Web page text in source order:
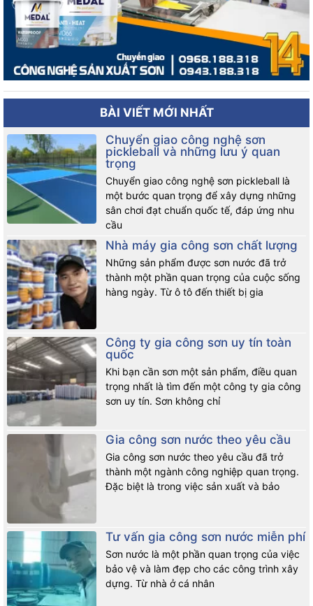
BÀI VIẾT MỚI NHẤT
Chuyển giao công nghệ sơn
pickleball và những lưu ý quan
trọng
Chuyển giao công nghệ sơn pickleball là
một bước quan trọng để xây dựng những
sân chơi đạt chuẩn quốc tế, đáp ứng nhu
cầu
Nhà máy gia công sơn chất lượng
Những sản phẩm được sơn nước đã trở
thành một phần quan trọng của cuộc sống
hàng ngày. Từ ô tô đến thiết bị gia
Công ty gia công sơn uy tín toàn
quốc
Khi bạn cần sơn một sản phẩm, điều quan
trọng nhất là tìm đến một công ty gia công
sơn uy tín. Sơn không chỉ
Gia công sơn nước theo yêu cầu
Gia công sơn nước theo yêu cầu đã trở
thành một ngành công nghiệp quan trọng.
Đặc biệt là trong việc sản xuất và bảo
Tư vấn gia công sơn nước miễn phí
Sơn nước là một phần quan trọng của việc
bảo vệ và làm đẹp cho các công trình xây
dựng. Từ nhà ở cá nhân